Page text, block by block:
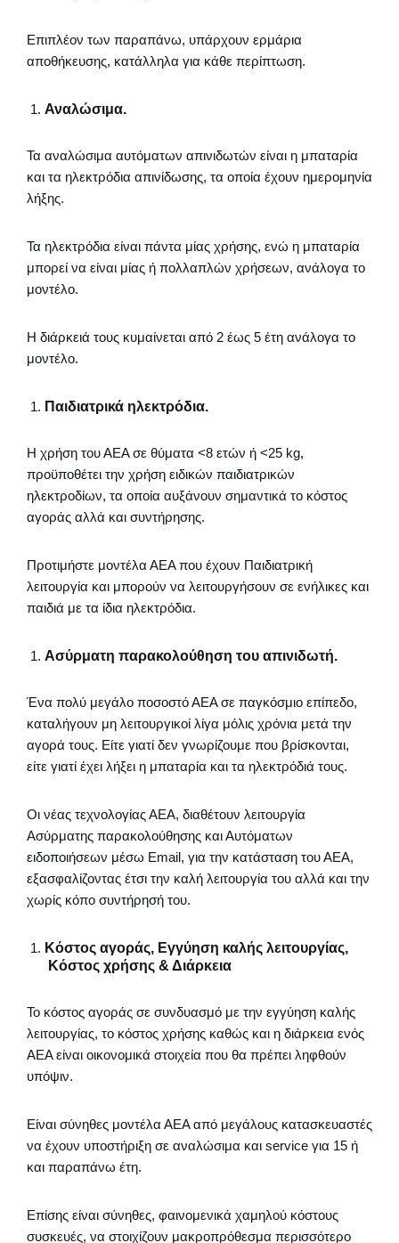
Επιπλέον των παραπάνω, υπάρχουν ερμάρια
αποθήκευσης, κατάλληλα για κάθε περίπτωση.
Αναλώσιμα.
Τα αναλώσιμα αυτόματων απινιδωτών είναι η μπαταρία
και τα ηλεκτρόδια απινίδωσης, τα οποία έχουν ημερομηνία
λήξης.
Τα ηλεκτρόδια είναι πάντα μίας χρήσης, ενώ η μπαταρία
μπορεί να είναι μίας ή πολλαπλών χρήσεων, ανάλογα το
μοντέλο.
Η διάρκειά τους κυμαίνεται από 2 έως 5 έτη ανάλογα το
μοντέλο.
Παιδιατρικά ηλεκτρόδια.
Η χρήση του ΑΕΑ σε θύματα <8 ετών ή <25 kg,
προϋποθέτει την χρήση ειδικών παιδιατρικών
ηλεκτροδίων, τα οποία αυξάνουν σημαντικά το κόστος
αγοράς αλλά και συντήρησης.
Προτιμήστε μοντέλα ΑΕΑ που έχουν Παιδιατρική
λειτουργία και μπορούν να λειτουργήσουν σε ενήλικες και
παιδιά με τα ίδια ηλεκτρόδια.
Ασύρματη παρακολούθηση του απινιδωτή.
Ένα πολύ μεγάλο ποσοστό ΑΕΑ σε παγκόσμιο επίπεδο,
καταλήγουν μη λειτουργικοί λίγα μόλις χρόνια μετά την
αγορά τους. Είτε γιατί δεν γνωρίζουμε που βρίσκονται,
είτε γιατί έχει λήξει η μπαταρία και τα ηλεκτρόδιά τους.
Οι νέας τεχνολογίας ΑΕΑ, διαθέτουν λειτουργία
Ασύρματης παρακολούθησης και Αυτόματων
ειδοποιήσεων μέσω Email, για την κατάσταση του ΑΕΑ,
εξασφαλίζοντας έτσι την καλή λειτουργία του αλλά και την
χωρίς κόπο συντήρησή του.
Κόστος αγοράς, Εγγύηση καλής λειτουργίας,
Κόστος χρήσης & Διάρκεια
Το κόστος αγοράς σε συνδυασμό με την εγγύηση καλής
λειτουργίας, το κόστος χρήσης καθώς και η διάρκεια ενός
ΑΕΑ είναι οικονομικά στοιχεία που θα πρέπει ληφθούν
υπόψιν.
Είναι σύνηθες μοντέλα ΑΕΑ από μεγάλους κατασκευαστές
να έχουν υποστήριξη σε αναλώσιμα και service για 15 ή
και παραπάνω έτη.
Επίσης είναι σύνηθες, φαινομενικά χαμηλού κόστους
συσκευές, να στοιχίζουν μακροπρόθεσμα περισσότερο